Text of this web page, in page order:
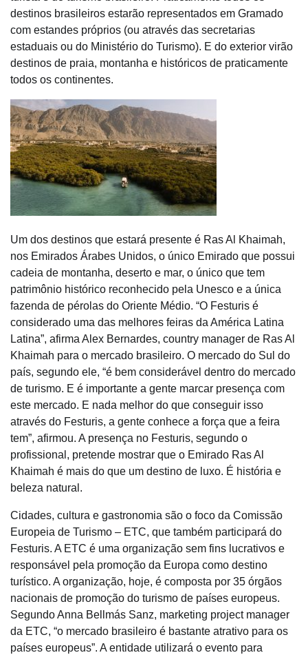
destinos brasileiros estarão representados em Gramado
com estandes próprios (ou através das secretarias
estaduais ou do Ministério do Turismo). E do exterior virão
destinos de praia, montanha e históricos de praticamente
todos os continentes.
Um dos destinos que estará presente é Ras Al Khaimah,
nos Emirados Árabes Unidos, o único Emirado que possui
cadeia de montanha, deserto e mar, o único que tem
patrimônio histórico reconhecido pela Unesco e a única
fazenda de pérolas do Oriente Médio. “O Festuris é
considerado uma das melhores feiras da América Latina
Latina”, afirma Alex Bernardes, country manager de Ras Al
Khaimah para o mercado brasileiro. O mercado do Sul do
país, segundo ele, “é bem considerável dentro do mercado
de turismo. E é importante a gente marcar presença com
este mercado. E nada melhor do que conseguir isso
através do Festuris, a gente conhece a força que a feira
tem”, afirmou. A presença no Festuris, segundo o
profissional, pretende mostrar que o Emirado Ras Al
Khaimah é mais do que um destino de luxo. É história e
beleza natural.
Cidades, cultura e gastronomia são o foco da Comissão
Europeia de Turismo – ETC, que também participará do
Festuris. A ETC é uma organização sem fins lucrativos e
responsável pela promoção da Europa como destino
turístico. A organização, hoje, é composta por 35 órgãos
nacionais de promoção do turismo de países europeus.
Segundo Anna Bellmás Sanz, marketing project manager
da ETC, “o mercado brasileiro é bastante atrativo para os
países europeus”. A entidade utilizará o evento para